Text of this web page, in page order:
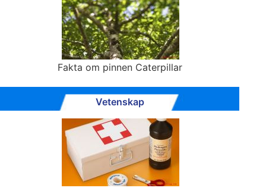
Fakta om pinnen Caterpillar
Vetenskap